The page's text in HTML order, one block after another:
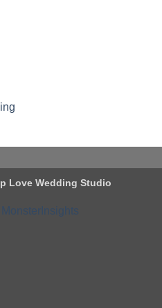
Love Wedding Studio